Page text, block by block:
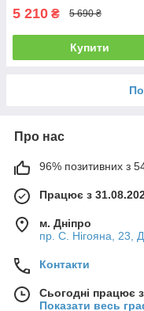
5 210 ₴ 5 690 ₴
Купити
Про нас
96% позитивних з
Працює з
м. Дніпро
пр. С. Нігояна, 23,
Контакти
Сьогодні працює
Показати весь